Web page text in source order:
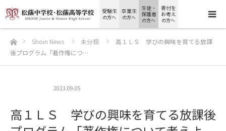
受験生
の方へ
卒業生
の方へ
生徒・
保護者
の方へ
寄付を
お考え
の方へ
ホームShoin News 未分類
高１ＬＳ 学びの興味を育てる放課
後プログラム「著作権につ…
2023.09.05
高１ＬＳ 学びの興味を育てる放課後